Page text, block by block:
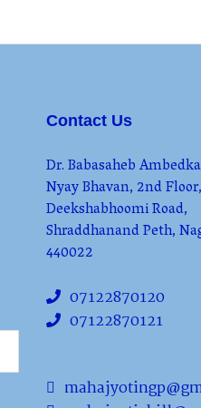
Contact Us
Dr. Babasaheb
Nyay Bhavan, 2nd Floor,
Deekshabhoomi Road,
Shraddhanand Peth,
440022
07122870120
07122870121